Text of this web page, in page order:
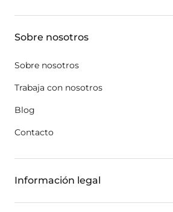
Sobre nosotros
Sobre nosotros
Trabaja con nosotros
Blog
Contacto
Información legal